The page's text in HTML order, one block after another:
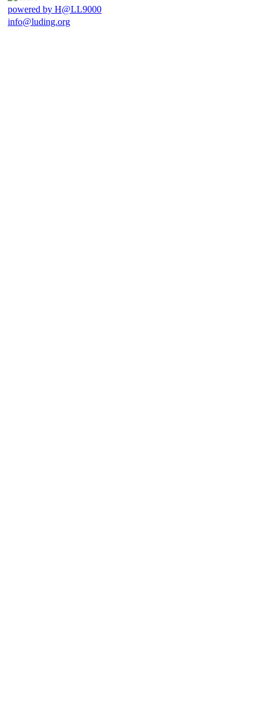
powered by H@LL9000
info@luding.org